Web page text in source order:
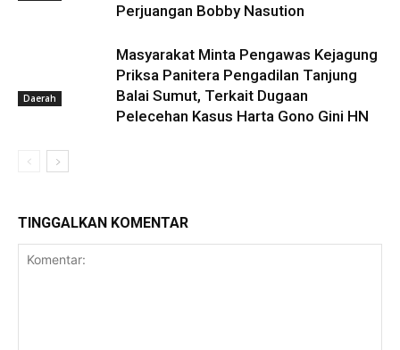
Perjuangan Bobby Nasution
Daerah
Masyarakat Minta Pengawas Kejagung
Priksa Panitera Pengadilan Tanjung
Balai Sumut, Terkait Dugaan
Pelecehan Kasus Harta Gono Gini HN
TINGGALKAN KOMENTAR